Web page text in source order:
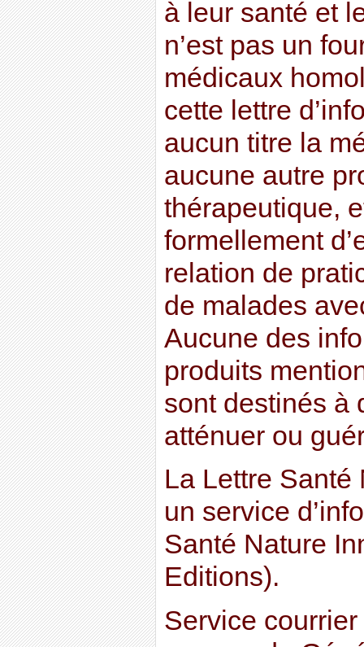
à leur santé et
n’est pas un
médicaux
cette lettre
aucun titre la
aucune autre
thérapeutique,
formellement
relation de
de malades
Aucune des
produits
sont destinés à
atténuer ou
La Lettre Santé
un service
Santé Nature
Editions).
Service